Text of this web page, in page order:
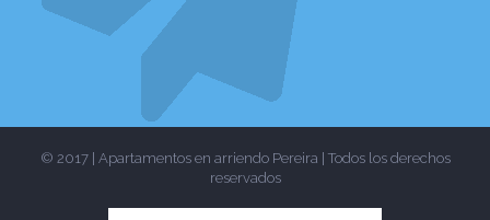
© 2017 | Apartamentos en arriendo Pereira | Todos los derechos
reservados